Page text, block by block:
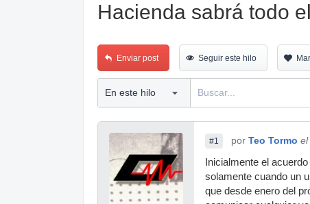
Hacienda sabrá todo
Enviar post Seguir este hilo
#1 por Teo Tormo el
Inicialmente el
solamente cuando un
que desde enero del